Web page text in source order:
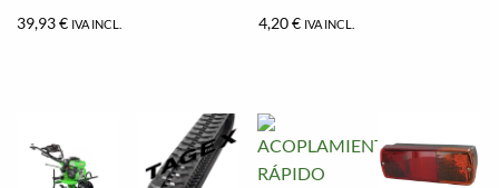
39,93€ IVA INCL. 4,20€ IVA INCL.